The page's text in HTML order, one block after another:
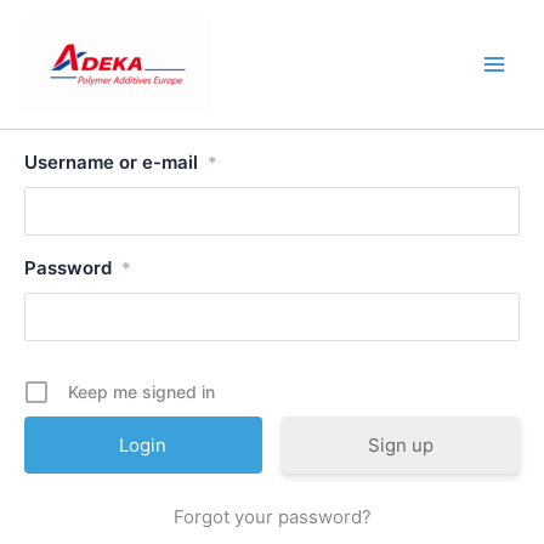
content
Username or e-mail *
Password *
Keep me signed in
Sign up
Forgot your password?